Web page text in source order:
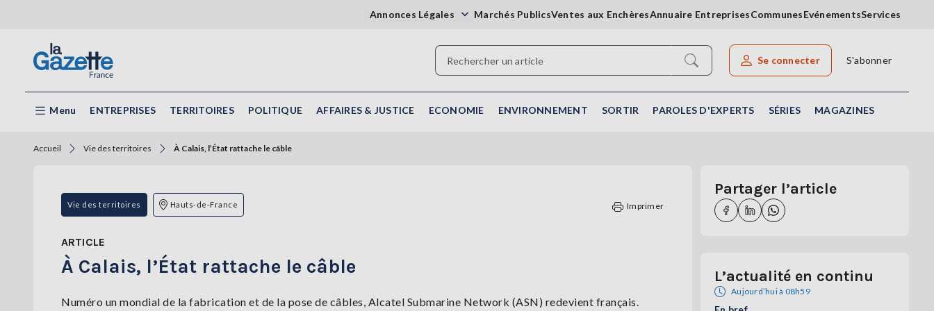
Annonces Légales Marchés PublicsVentes aux EnchèresAnnuaire EntreprisesCommunesEvénementsServices
Rechercher un article
Se connecter S'abonner
Menu ENTREPRISES TERRITOIRES POLITIQUE AFFAIRES & JUSTICE ECONOMIE ENVIRONNEMENT SORTIR PAROLES D'EXPERTS SÉRIES MAGAZINES
Accueil Vie des territoires À Calais, l’État rattache le câble
Vie des territoires Hauts-de-France Imprimer
ARTICLE
À Calais, l’État rattache le câble
Numéro un mondial de la fabrication et de la pose de câbles, Alcatel Submarine Network (ASN) redevient français.
Partager l’article
L’actualité en continu
Aujourd’hui à 08h59